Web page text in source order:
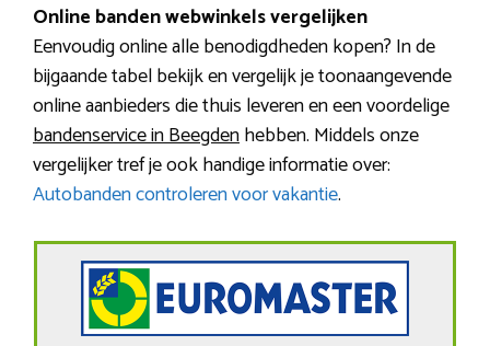
Online banden webwinkels vergelijken
Eenvoudig online alle benodigdheden kopen? In de
bijgaande tabel bekijk en vergelijk je toonaangevende
online aanbieders die thuis leveren en een voordelige
bandenservice in Beegdenhebben. Middels onze
vergelijker tref je ook handige informatie over:
Autobanden controleren voor vakantie.